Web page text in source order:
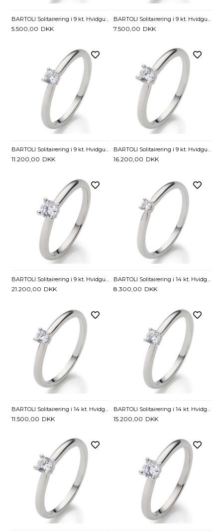
BARTOLI Solitairering i 9 kt. Hvidguld med Diamant - 0,05 ct
5.500,00 DKK
BARTOLI Solitairering i 9 kt. Hvidguld med Diamant - 0,10 ct.
7.500,00 DKK
11.200,00 DKK 16.200,00 DKK
BARTOLI Solitairering i 9 kt. Hvidguld med Diamant - 0,25 ct.
21.200,00 DKK
BARTOLI Solitairering i 14 kt. Hvidguld med Diamant - 0,05 ct
8.300,00 DKK
BARTOLI Solitairering i 14 kt. Hvidguld med Diamant - 0,10 ct.
11.500,00 DKK
BARTOLI Solitairering i 14 kt. Hvidguld med Diamant - 0,15 ct
15.200,00 DKK